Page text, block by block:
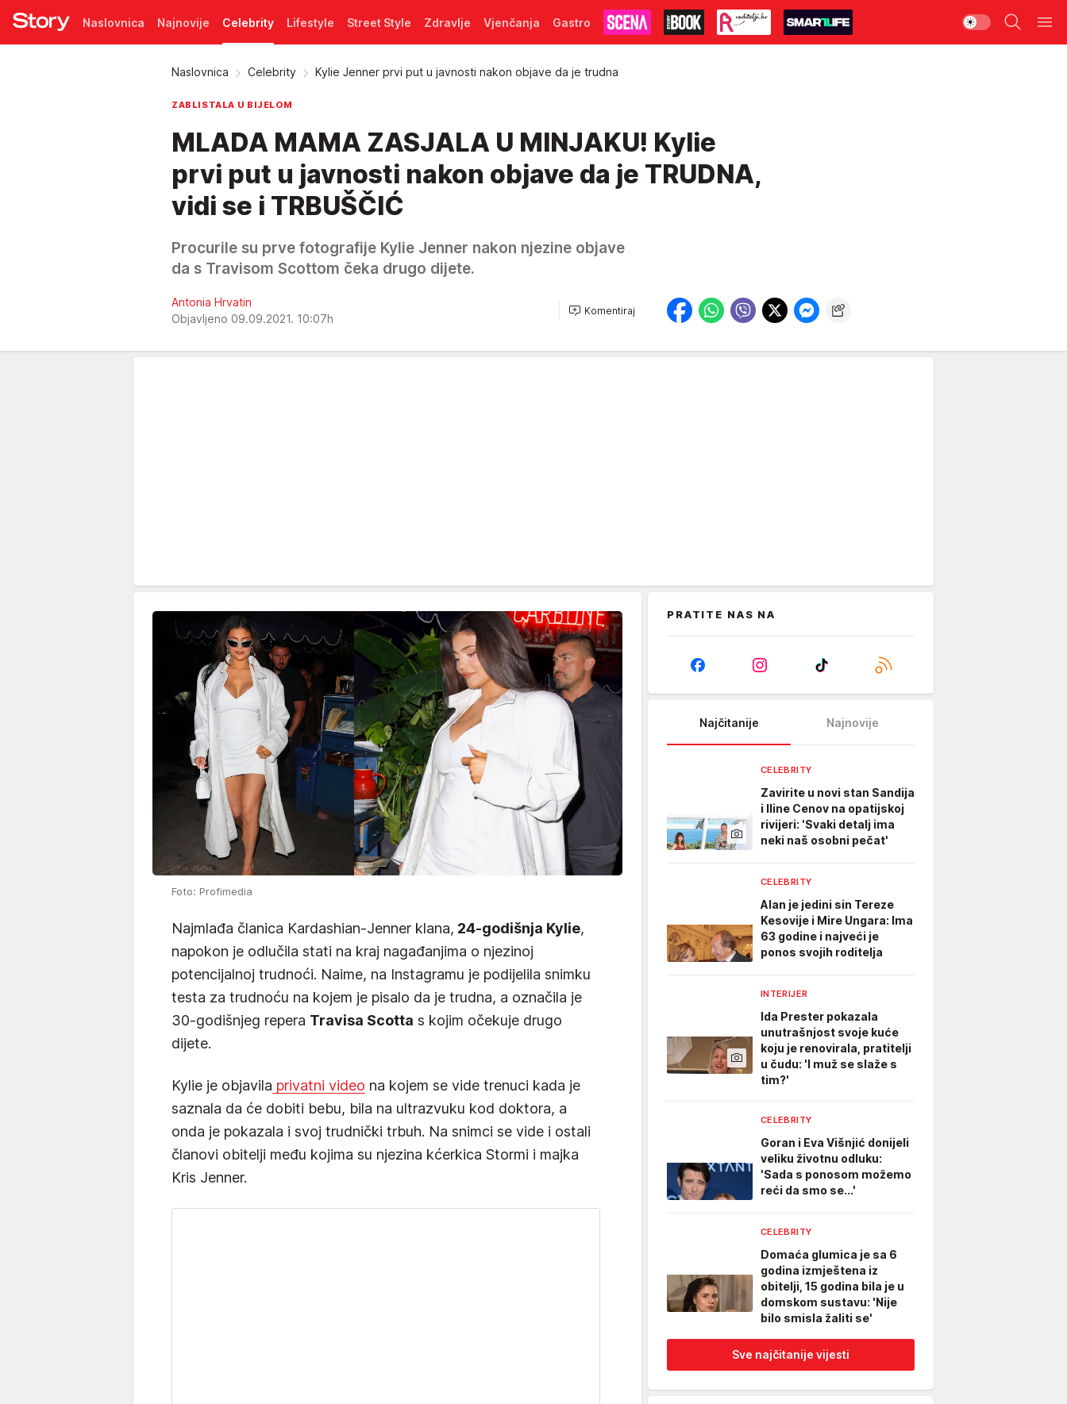
Naslovnica Najnovije Celebrity Lifestyle Street Style Zdravlje Vjenčanja Gastro
Naslovnica Celebrity Kylie Jenner prvi put u javnosti nakon objave da je trudna
ZABLISTALA U BIJELOM
MLADA MAMA ZASJALA U MINJAKU! Kylie
prvi put u javnosti nakon objave da je TRUDNA,
vidi se i TRBUŠČIĆ
Procurile su prve fotografije Kylie Jenner nakon njezine objave
da s Travisom Scottom čeka drugo dijete.
Antonia Hrvatin
Objavljeno 09.09.2021. 10:07h
Komentiraj
Foto: Profimedia
Najmlađa članica Kardashian-Jenner klana, 24-godišnja Kylie,
napokon je odlučila stati na kraj nagađanjima o njezinoj
potencijalnoj trudnoći. Naime, na Instagramu je podijelila snimku
testa za trudnoću na kojem je pisalo da je trudna, a označila je
30-godišnjeg repera Travisa Scotta s kojim očekuje drugo
dijete.
Kylie je objavila privatni video na kojem se vide trenuci kada je
saznala da će dobiti bebu, bila na ultrazvuku kod doktora, a
onda je pokazala i svoj trudnički trbuh. Na snimci se vide i ostali
članovi obitelji među kojima su njezina kćerkica Stormi i majka
Kris Jenner.
PRATITE NAS NA
Najčitanije Najnovije
CELEBRITY
Zavirite u novi stan Sandija
i Iline Cenov na opatijskoj
rivijeri: 'Svaki detalj ima
neki naš osobni pečat'
CELEBRITY
Alan je jedini sin Tereze
Kesovije i Mire Ungara: Ima
63 godine i najveći je
ponos svojih roditelja
INTERIJER
Ida Prester pokazala
unutrašnjost svoje kuće
koju je renovirala, pratitelji
u čudu: 'I muž se slaže s
tim?'
CELEBRITY
Goran i Eva Višnjić donijeli
veliku životnu odluku:
'Sada s ponosom možemo
reći da smo se...'
CELEBRITY
Domaća glumica je sa 6
godina izmještena iz
obitelji, 15 godina bila je u
domskom sustavu: 'Nije
bilo smisla žaliti se'
Sve najčitanije vijesti